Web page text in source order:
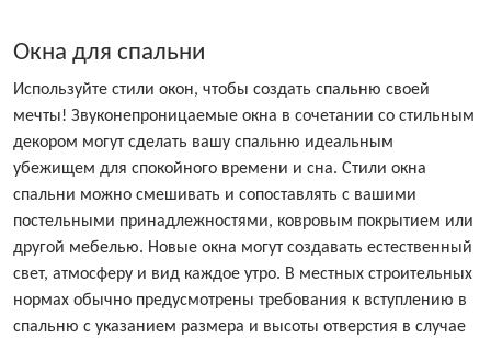
Окна для спальни
Используйте стили окон, чтобы создать спальню своей
мечты! Звуконепроницаемые окна в сочетании со стильным
декором могут сделать вашу спальню идеальным
убежищем для спокойного времени и сна. Стили окна
спальни можно смешивать и сопоставлять с вашими
постельными принадлежностями, ковровым покрытием или
другой мебелью. Новые окна могут создавать естественный
свет, атмосферу и вид каждое утро. В местных строительных
нормах обычно предусмотрены требования к вступлению в
спальню с указанием размера и высоты отверстия в случае